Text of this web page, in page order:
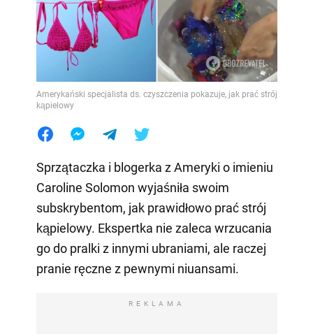
Amerykański specjalista ds. czyszczenia pokazuje, jak prać strój
kąpielowy
Sprzątaczka i blogerka z Ameryki o imieniu
Caroline Solomon wyjaśniła swoim
subskrybentom, jak prawidłowo prać strój
kąpielowy. Ekspertka nie zaleca wrzucania
go do pralki z innymi ubraniami, ale raczej
pranie ręczne z pewnymi niuansami.
REKLAMA